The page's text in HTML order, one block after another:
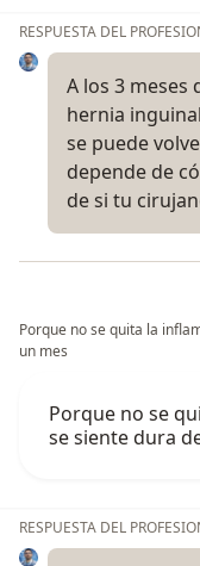
RESPUESTA DEL
A los 3 meses
hernia
se puede
depende de
de si tu
Porque no se quita la
un mes
Porque no se
se siente dura
RESPUESTA DEL